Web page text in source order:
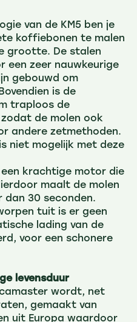
van de KM5 ben je
koffiebonen te malen
grootte. De stalen
een zeer nauwkeurige
gebouwd om
is de
traploos de
de molen ook
andere zetmethoden.
niet mogelijk met deze
een krachtige motor die
maalt de molen
dan 30 seconden.
tuit is er geen
lading van de
voor een schonere
levensduur
wordt, net
gemaakt van
uit Europa waardoor